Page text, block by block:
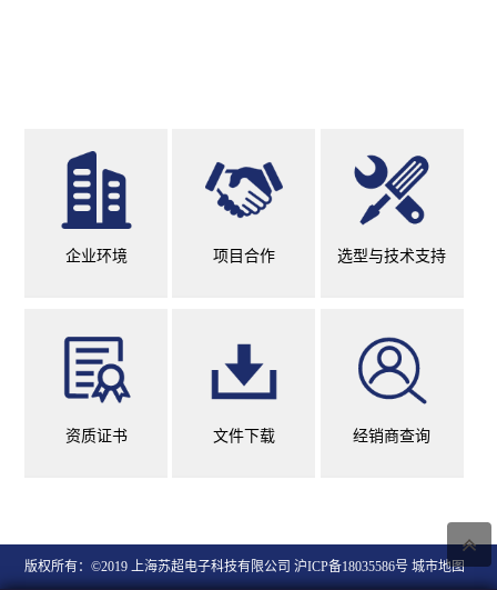
企业环境 项目合作 选型与技术支持
资质证书 文件下载 经销商查询
版权所有：©2019 上海苏超电子科技有限公司沪ICP备18035586号 城市地图